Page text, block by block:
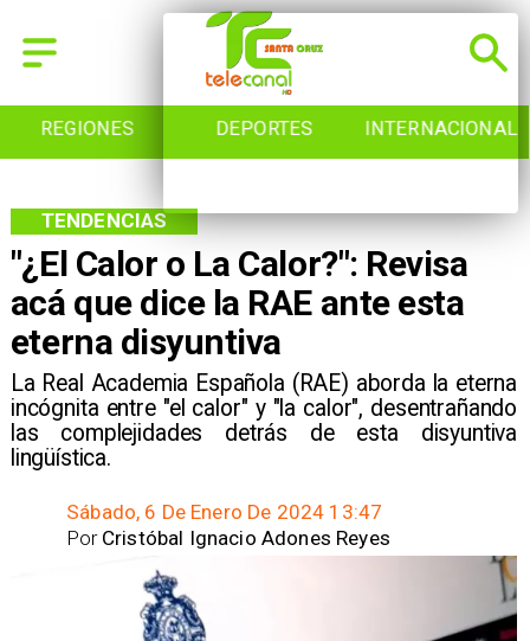
REGIONES DEPORTES INTERNACIONAL
"¿El Calor o La Calor?": Revisa
acá que dice la RAE ante esta
eterna disyuntiva
​La Real Academia Española (RAE) aborda la eterna
incógnita entre "el calor" y "la calor", desentrañando
las complejidades detrás de esta disyuntiva
lingüística.
TENDENCIAS
Sábado, 6 De Enero De 2024 13:47
Cristóbal Ignacio Adones Reyes
Por